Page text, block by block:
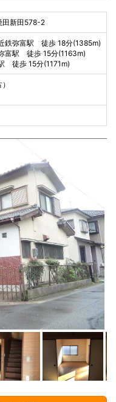
田新田578-2
鉄弥富駅 徒歩 18分(1385m)
富駅 徒歩 15分(1163m)
徒歩 15分(1171m)